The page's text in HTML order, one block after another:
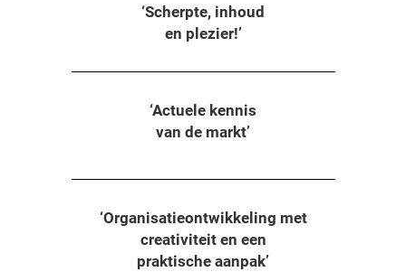
‘Scherpte, inhoud
en plezier!’
‘Actuele kennis
van de markt’
‘Organisatieontwikkeling met
creativiteit en een
praktische aanpak’